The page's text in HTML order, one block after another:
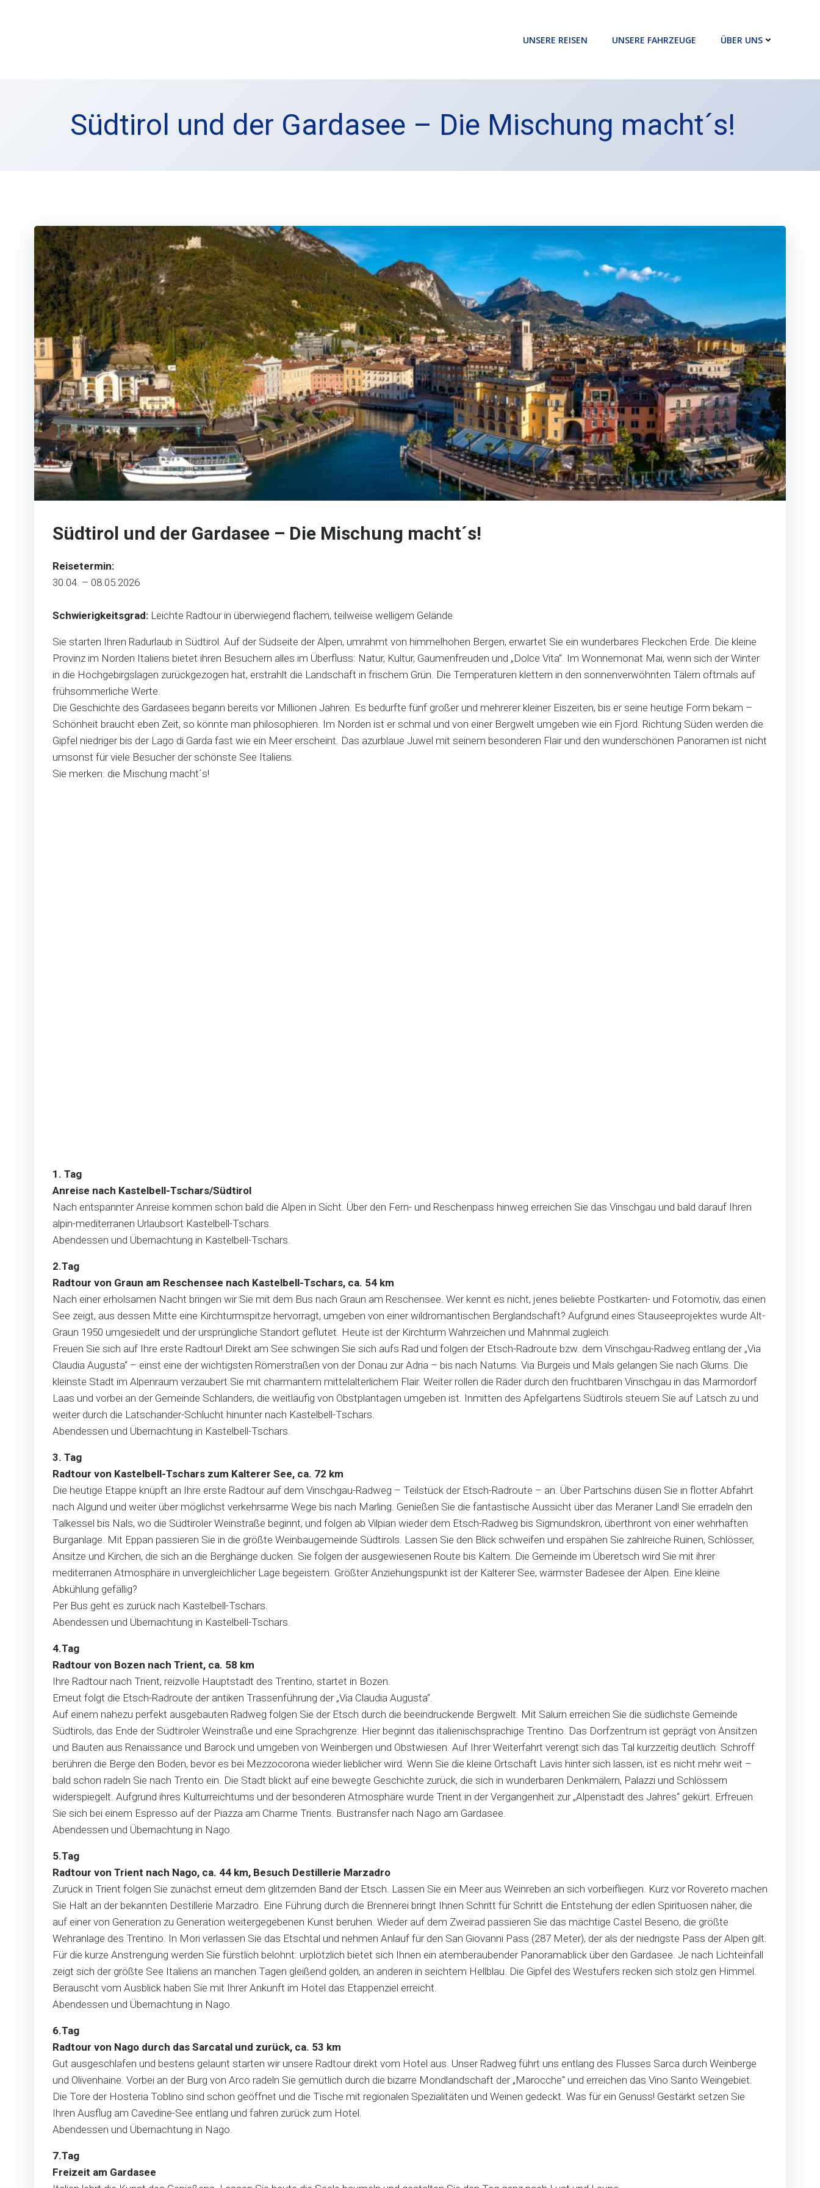
UNSERE REISEN UNSERE FAHRZEUGE ÜBER UNS
Südtirol und der Gardasee – Die Mischung macht´s!
Südtirol und der Gardasee – Die Mischung macht´s!
Reisetermin:
30.04. – 08.05.2026
Schwierigkeitsgrad: Leichte Radtour in überwiegend flachem, teilweise welligem Gelände
Sie starten Ihren Radurlaub in Südtirol. Auf der Südseite der Alpen, umrahmt von himmelhohen Bergen, erwartet Sie ein wunderbares Fleckchen Erde. Die kleine
Provinz im Norden Italiens bietet ihren Besuchern alles im Überfluss: Natur, Kultur, Gaumenfreuden und „Dolce Vita“. Im Wonnemonat Mai, wenn sich der Winter
in die Hochgebirgslagen zurückgezogen hat, erstrahlt die Landschaft in frischem Grün. Die Temperaturen klettern in den sonnenverwöhnten Tälern oftmals auf
frühsommerliche Werte.
Die Geschichte des Gardasees begann bereits vor Millionen Jahren. Es bedurfte fünf großer und mehrerer kleiner Eiszeiten, bis er seine heutige Form bekam –
Schönheit braucht eben Zeit, so könnte man philosophieren. Im Norden ist er schmal und von einer Bergwelt umgeben wie ein Fjord. Richtung Süden werden die
Gipfel niedriger bis der Lago di Garda fast wie ein Meer erscheint. Das azurblaue Juwel mit seinem besonderen Flair und den wunderschönen Panoramen ist nicht
umsonst für viele Besucher der schönste See Italiens.
Sie merken: die Mischung macht´s!
1. Tag
Anreise nach Kastelbell-Tschars/Südtirol
Nach entspannter Anreise kommen schon bald die Alpen in Sicht. Über den Fern- und Reschenpass hinweg erreichen Sie das Vinschgau und bald darauf Ihren
alpin-mediterranen Urlaubsort Kastelbell-Tschars.
Abendessen und Übernachtung in Kastelbell-Tschars.
2.Tag
Radtour von Graun am Reschensee nach Kastelbell-Tschars, ca. 54 km
Nach einer erholsamen Nacht bringen wir Sie mit dem Bus nach Graun am Reschensee. Wer kennt es nicht, jenes beliebte Postkarten- und Fotomotiv, das einen
See zeigt, aus dessen Mitte eine Kirchturmspitze hervorragt, umgeben von einer wildromantischen Berglandschaft? Aufgrund eines Stauseeprojektes wurde Alt-
Graun 1950 umgesiedelt und der ursprüngliche Standort geflutet. Heute ist der Kirchturm Wahrzeichen und Mahnmal zugleich.
Freuen Sie sich auf Ihre erste Radtour! Direkt am See schwingen Sie sich aufs Rad und folgen der Etsch-Radroute bzw. dem Vinschgau-Radweg entlang der „Via
Claudia Augusta“ – einst eine der wichtigsten Römerstraßen von der Donau zur Adria – bis nach Naturns. Via Burgeis und Mals gelangen Sie nach Glurns. Die
kleinste Stadt im Alpenraum verzaubert Sie mit charmantem mittelalterlichem Flair. Weiter rollen die Räder durch den fruchtbaren Vinschgau in das Marmordorf
Laas und vorbei an der Gemeinde Schlanders, die weitläufig von Obstplantagen umgeben ist. Inmitten des Apfelgartens Südtirols steuern Sie auf Latsch zu und
weiter durch die Latschander-Schlucht hinunter nach Kastelbell-Tschars.
Abendessen und Übernachtung in Kastelbell-Tschars.
3. Tag
Radtour von Kastelbell-Tschars zum Kalterer See, ca. 72 km
Die heutige Etappe knüpft an Ihre erste Radtour auf dem Vinschgau-Radweg – Teilstück der Etsch-Radroute – an. Über Partschins düsen Sie in flotter Abfahrt
nach Algund und weiter über möglichst verkehrsarme Wege bis nach Marling. Genießen Sie die fantastische Aussicht über das Meraner Land! Sie erradeln den
Talkessel bis Nals, wo die Südtiroler Weinstraße beginnt, und folgen ab Vilpian wieder dem Etsch-Radweg bis Sigmundskron, überthront von einer wehrhaften
Burganlage. Mit Eppan passieren Sie in die größte Weinbaugemeinde Südtirols. Lassen Sie den Blick schweifen und erspähen Sie zahlreiche Ruinen, Schlösser,
Ansitze und Kirchen, die sich an die Berghänge ducken. Sie folgen der ausgewiesenen Route bis Kaltern. Die Gemeinde im Überetsch wird Sie mit ihrer
mediterranen Atmosphäre in unvergleichlicher Lage begeistern. Größter Anziehungspunkt ist der Kalterer See, wärmster Badesee der Alpen. Eine kleine
Abkühlung gefällig?
Per Bus geht es zurück nach Kastelbell-Tschars.
Abendessen und Übernachtung in Kastelbell-Tschars.
4.Tag
Radtour von Bozen nach Trient, ca. 58 km
Ihre Radtour nach Trient, reizvolle Hauptstadt des Trentino, startet in Bozen.
Erneut folgt die Etsch-Radroute der antiken Trassenführung der „Via Claudia Augusta“.
Auf einem nahezu perfekt ausgebauten Radweg folgen Sie der Etsch durch die beeindruckende Bergwelt. Mit Salurn erreichen Sie die südlichste Gemeinde
Südtirols, das Ende der Südtiroler Weinstraße und eine Sprachgrenze: Hier beginnt das italienischsprachige Trentino. Das Dorfzentrum ist geprägt von Ansitzen
und Bauten aus Renaissance und Barock und umgeben von Weinbergen und Obstwiesen. Auf Ihrer Weiterfahrt verengt sich das Tal kurzzeitig deutlich. Schroff
berühren die Berge den Boden, bevor es bei Mezzocorona wieder lieblicher wird. Wenn Sie die kleine Ortschaft Lavis hinter sich lassen, ist es nicht mehr weit –
bald schon radeln Sie nach Trento ein. Die Stadt blickt auf eine bewegte Geschichte zurück, die sich in wunderbaren Denkmälern, Palazzi und Schlössern
widerspiegelt. Aufgrund ihres Kulturreichtums und der besonderen Atmosphäre wurde Trient in der Vergangenheit zur „Alpenstadt des Jahres“ gekürt. Erfreuen
Sie sich bei einem Espresso auf der Piazza am Charme Trients. Bustransfer nach Nago am Gardasee.
Abendessen und Übernachtung in Nago.
5.Tag
Radtour von Trient nach Nago, ca. 44 km, Besuch Destillerie Marzadro
Zurück in Trient folgen Sie zunächst erneut dem glitzernden Band der Etsch. Lassen Sie ein Meer aus Weinreben an sich vorbeifliegen. Kurz vor Rovereto machen
Sie Halt an der bekannten Destillerie Marzadro. Eine Führung durch die Brennerei bringt Ihnen Schritt für Schritt die Entstehung der edlen Spirituosen näher, die
auf einer von Generation zu Generation weitergegebenen Kunst beruhen. Wieder auf dem Zweirad passieren Sie das mächtige Castel Beseno, die größte
Wehranlage des Trentino. In Mori verlassen Sie das Etschtal und nehmen Anlauf für den San Giovanni Pass (287 Meter), der als der niedrigste Pass der Alpen gilt.
Für die kurze Anstrengung werden Sie fürstlich belohnt: urplötzlich bietet sich Ihnen ein atemberaubender Panoramablick über den Gardasee. Je nach Lichteinfall
zeigt sich der größte See Italiens an manchen Tagen gleißend golden, an anderen in seichtem Hellblau. Die Gipfel des Westufers recken sich stolz gen Himmel.
Berauscht vom Ausblick haben Sie mit Ihrer Ankunft im Hotel das Etappenziel erreicht.
Abendessen und Übernachtung in Nago.
6.Tag
Radtour von Nago durch das Sarcatal und zurück, ca. 53 km
Gut ausgeschlafen und bestens gelaunt starten wir unsere Radtour direkt vom Hotel aus. Unser Radweg führt uns entlang des Flusses Sarca durch Weinberge
und Olivenhaine. Vorbei an der Burg von Arco radeln Sie gemütlich durch die bizarre Mondlandschaft der „Marocche“ und erreichen das Vino Santo Weingebiet.
Die Tore der Hosteria Toblino sind schon geöffnet und die Tische mit regionalen Spezialitäten und Weinen gedeckt. Was für ein Genuss! Gestärkt setzen Sie
Ihren Ausflug am Cavedine-See entlang und fahren zurück zum Hotel.
Abendessen und Übernachtung in Nago.
7.Tag
Freizeit am Gardasee